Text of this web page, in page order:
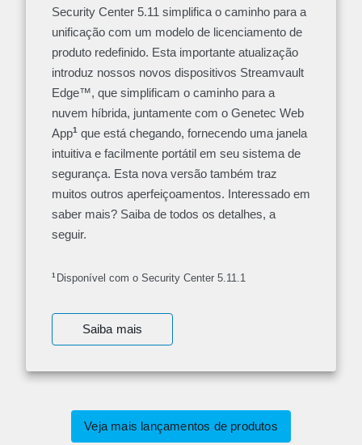
Security Center 5.11 simplifica o caminho para a
unificação com um modelo de licenciamento de
produto redefinido. Esta importante atualização
introduz nossos novos dispositivos Streamvault
Edge™, que simplificam o caminho para a
nuvem híbrida, juntamente com o Genetec Web
App1 que está chegando, fornecendo uma janela
intuitiva e facilmente portátil em seu sistema de
segurança. Esta nova versão também traz
muitos outros aperfeiçoamentos. Interessado em
saber mais? Saiba de todos os detalhes, a
seguir.
1 Disponível com o Security Center 5.11.1
Saiba mais
Veja mais lançamentos de produtos